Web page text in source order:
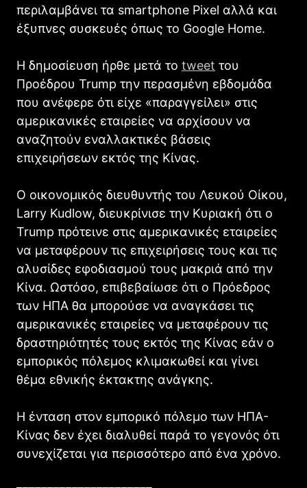
περιλαμβάνει τα smartphone Pixel αλλά και
έξυπνες συσκευές όπως το Google Home.
Η δημοσίευση ήρθε μετά το tweet του
Προέδρου Trump την περασμένη εβδομάδα
που ανέφερε ότι είχε «παραγγείλει» στις
αμερικανικές εταιρείες να αρχίσουν να
αναζητούν εναλλακτικές βάσεις
επιχειρήσεων εκτός της Κίνας.
Ο οικονομικός διευθυντής του Λευκού Οίκου,
Larry Kudlow, διευκρίνισε την Κυριακή ότι ο
Trump πρότεινε στις αμερικανικές εταιρείες
να μεταφέρουν τις επιχειρήσεις τους και τις
αλυσίδες εφοδιασμού τους μακριά από την
Κίνα. Ωστόσο, επιβεβαίωσε ότι ο Πρόεδρος
των ΗΠΑ θα μπορούσε να αναγκάσει τις
αμερικανικές εταιρείες να μεταφέρουν τις
δραστηριότητές τους εκτός της Κίνας εάν ο
εμπορικός πόλεμος κλιμακωθεί και γίνει
θέμα εθνικής έκτακτης ανάγκης.
Η ένταση στον εμπορικό πόλεμο των ΗΠΑ-
Κίνας δεν έχει διαλυθεί παρά το γεγονός ότι
συνεχίζεται για περισσότερο από ένα χρόνο.